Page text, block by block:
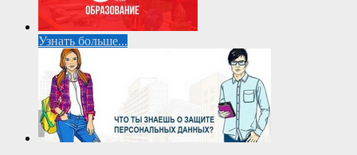
Узнать больше...